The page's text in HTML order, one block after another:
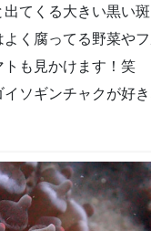
てくる大きい黒い
く腐ってる野菜や
も見かけます！笑
ソギンチャクが好